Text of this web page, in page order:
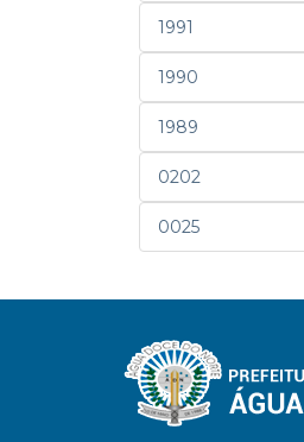
1991
1990
1989
0202
0025